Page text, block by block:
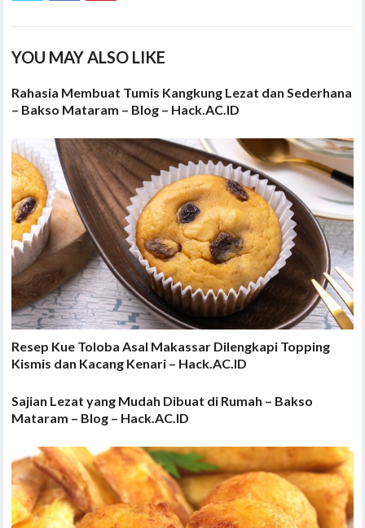
YOU MAY ALSO LIKE
Rahasia Membuat Tumis Kangkung Lezat dan Sederhana
– Bakso Mataram – Blog – Hack.AC.ID
Resep Kue Toloba Asal Makassar Dilengkapi Topping
Kismis dan Kacang Kenari – Hack.AC.ID
Sajian Lezat yang Mudah Dibuat di Rumah – Bakso
Mataram – Blog – Hack.AC.ID